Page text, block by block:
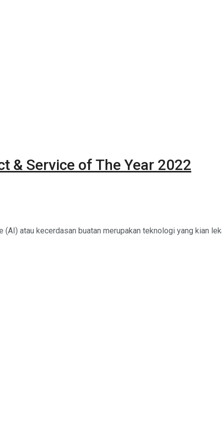
& Service of The Year 2022
atau kecerdasan buatan merupakan teknologi yang kian